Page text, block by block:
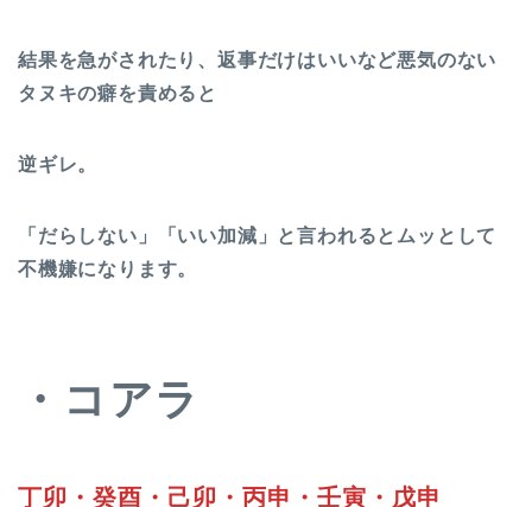
結果を急がされたり、返事だけはいいなど悪気のない
タヌキの癖を責めると
逆ギレ。
「だらしない」「いい加減」と言われるとムッとして
不機嫌になります。
・コアラ
丁卯・癸酉・己卯・丙申・壬寅・戊申